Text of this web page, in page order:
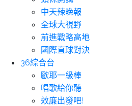
中天辣晚報
全球大視野
前進戰略高地
國際直球對決
36綜合台
歐耶一級棒
唱歌給你聽
效廉出發吧!